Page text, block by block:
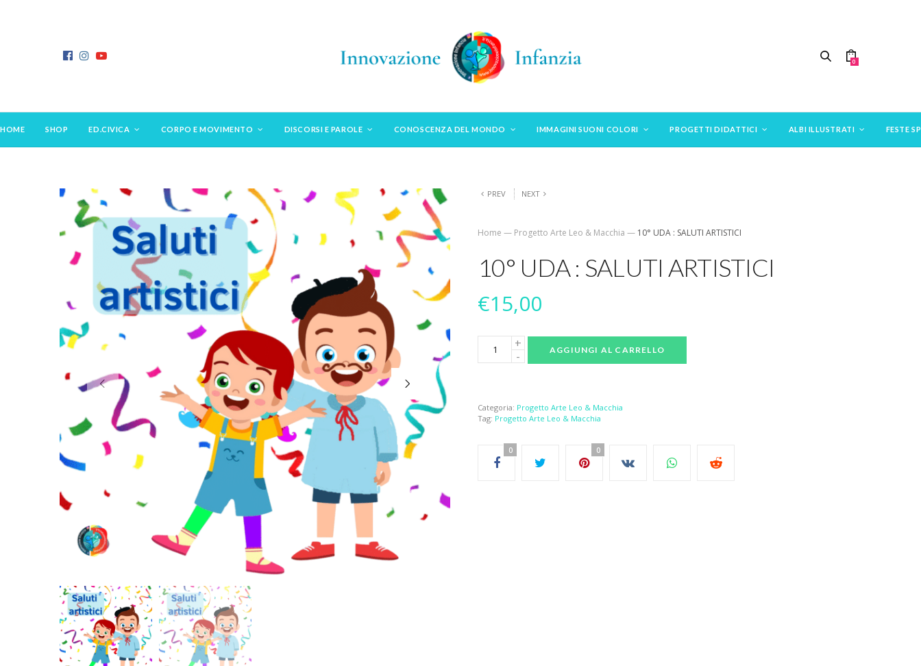
0
HOME SHOP ED.CIVICA CORPO E MOVIMENTO DISCORSI E PAROLE CONOSCENZA DEL MONDO IMMAGINI SUONI COLORI PROGETTI DIDATTICI ALBI ILLUSTRATI FESTE
PREV NEXT
Home — Progetto Arte Leo & Macchia​ — 10° UDA : SALUTI ARTISTICI
10° UDA : SALUTI ARTISTICI
€15,00
AGGIUNGI AL CARRELLO
Categoria: Progetto Arte Leo & Macchia​
Tag: Progetto Arte Leo & Macchia​
0 0